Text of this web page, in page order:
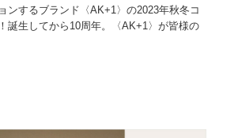
ンするブランド〈AK+1〉の2023年秋冬コ
誕生してから10周年。〈AK+1〉が皆様の